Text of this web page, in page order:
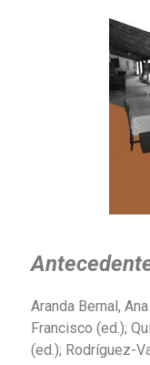
Aranda Bernal,
Francisco (ed.);
(ed.); Rodríguez-